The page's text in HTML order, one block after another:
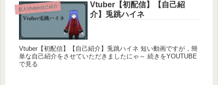
新人Vtuber自己紹介
Vtuber【初配信】【自己紹
介】兎跳ハイネ
Vtuber【初配信】【自己紹介】兎跳ハイネ 短い動画ですが，簡
単な自己紹介をさせていただきましたにゃ～ 続きをYOUTUBE
で見る